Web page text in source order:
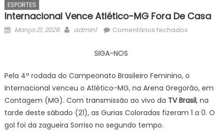
ESPORTES
Internacional Vence Atlético-MG Fora De Casa
Posted
Março 21, 2026 Author
admin1 Comentários fechadosem
MG
fora
de
casa
SIGA-NOS
Pela 4ª rodada do Campeonato Brasileiro Feminino, o
Internacional venceu o Atlético-MG, na Arena Gregorão, em
Contagem (MG). Com transmissão ao vivo da TV Brasil, na
tarde deste sábado (21), as Gurias Coloradas fizeram 1 a 0. O
gol foi da zagueira Sorriso no segundo tempo.